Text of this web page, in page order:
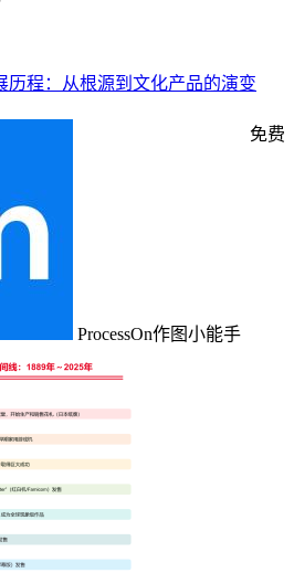
历程：从根源到文化产品的演变
ProcessOn作图小能手
免费